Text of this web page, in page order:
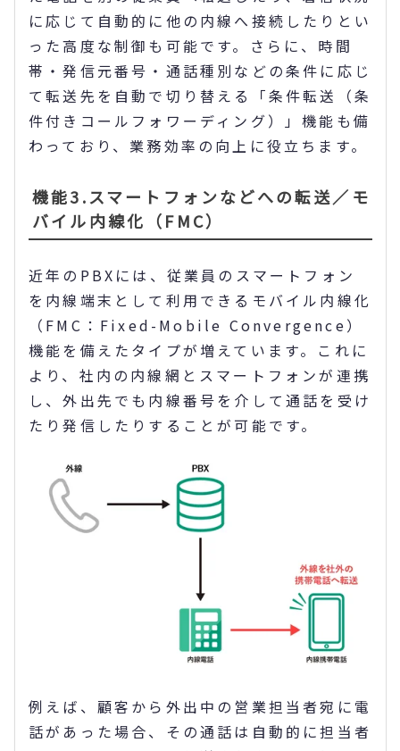
に応じて自動的に他の内線へ接続したりとい
った高度な制御も可能です。さらに、時間
帯・発信元番号・通話種別などの条件に応じ
て転送先を自動で切り替える「条件転送（条
件付きコールフォワーディング）」機能も備
わっており、業務効率の向上に役立ちます。
機能3.スマートフォンなどへの転送／モ
バイル内線化（FMC）
近年のPBXには、従業員のスマートフォン
を内線端末として利用できるモバイル内線化
（FMC：Fixed-Mobile Convergence）
機能を備えたタイプが増えています。これに
より、社内の内線網とスマートフォンが連携
し、外出先でも内線番号を介して通話を受け
たり発信したりすることが可能です。
例えば、顧客から外出中の営業担当者宛に電
話があった場合、その通話は自動的に担当者